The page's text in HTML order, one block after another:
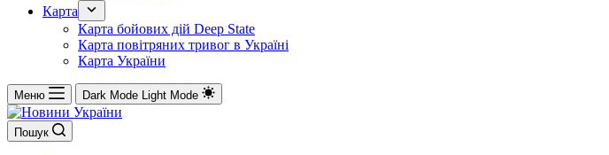
Карта
Карта бойових дій Deep State
Карта повітряних тривог в Україні
Карта України
Меню Dark Mode Light Mode
Пошук